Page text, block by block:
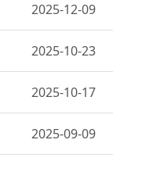
2025-12-09
2025-10-23
2025-10-17
2025-09-09